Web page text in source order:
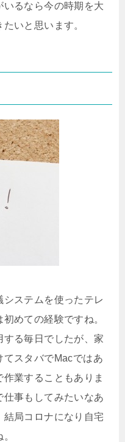
るなら今の時期を大
いと思います。
ステムを使ったテレ
めての経験ですね。
る毎日でしたが、家
てスタバでMacではあ
業することもありま
仕事もしてみたいなあ
結局コロナになり自宅